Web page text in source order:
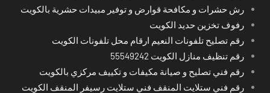
رش حشرات و مكافحة قوارض و توفير مبيدات حشرية بالكويت
رفوف تخزين حديد الكويت
رقم تصليح تلفونات النعيم ارقام محل تلفونات الكويت
رقم تنظيف منازل الكويت 55549242
رقم فني تصليح و صيانة مكيفات و تكييف مركزي بالكويت
رقم فني ستلايت المنقف فني ستلايت رسيفر المنقف الكويت